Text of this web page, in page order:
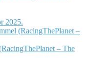
2025.
(RacingThePlanet –
– The